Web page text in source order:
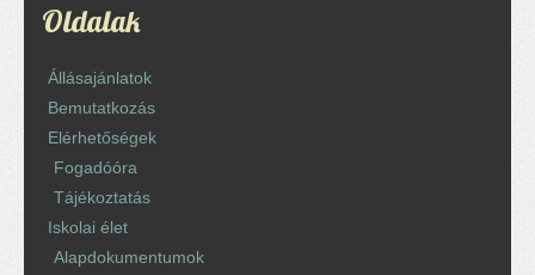
Oldalak
Állásajánlatok
Bemutatkozás
Elérhetőségek
Fogadóóra
Tájékoztatás
Iskolai élet
Alapdokumentumok